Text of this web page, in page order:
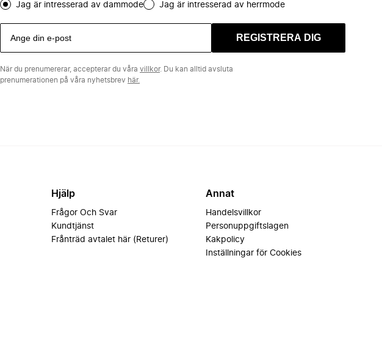
Jag är intresserad av dammode Jag är intresserad av herrmode
REGISTRERA DIG
När du prenumererar, accepterar du våra villkor. Du kan alltid avsluta
prenumerationen på våra nyhetsbrev här.
Hjälp
Frågor Och Svar
Kundtjänst
Frånträd avtalet här (Returer)
Annat
Handelsvillkor
Personuppgiftslagen
Kakpolicy
Inställningar för Cookies